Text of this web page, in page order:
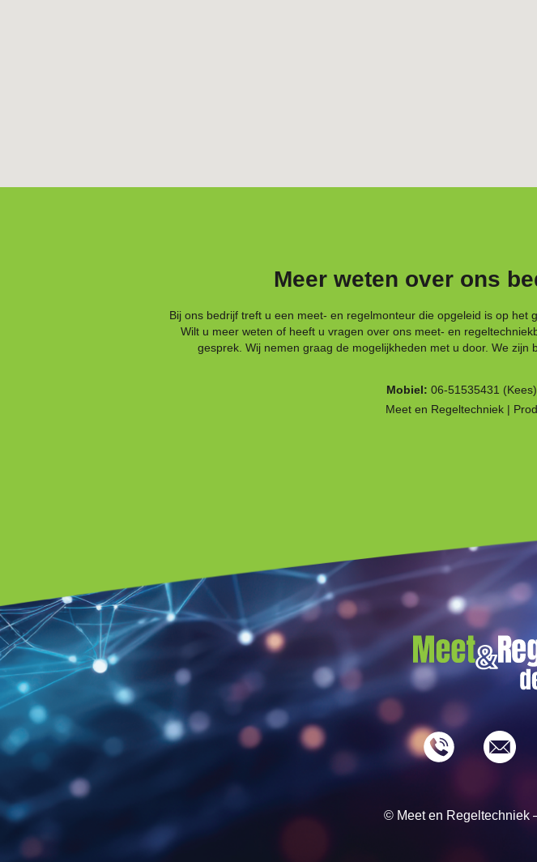
Meer weten over ons
Bij ons bedrijf treft u een meet- en regelmonteur die opgeleid is op
Wilt u meer weten of heeft u vragen over ons meet- en
gesprek. Wij nemen graag de mogelijkheden met u door. We
Mobiel: 06-51535431
Meet en Regeltechniek |
© Meet en Regeltechniek